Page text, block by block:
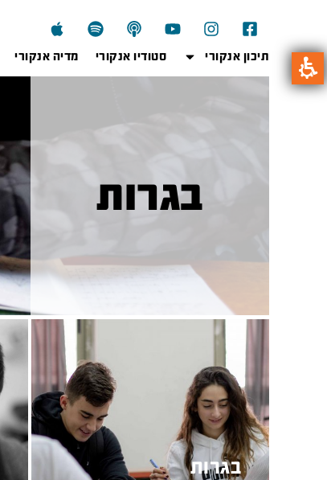
תיכון אנקורי סטודיו אנקורי מדיה אנקורי
בגרות
בגרות